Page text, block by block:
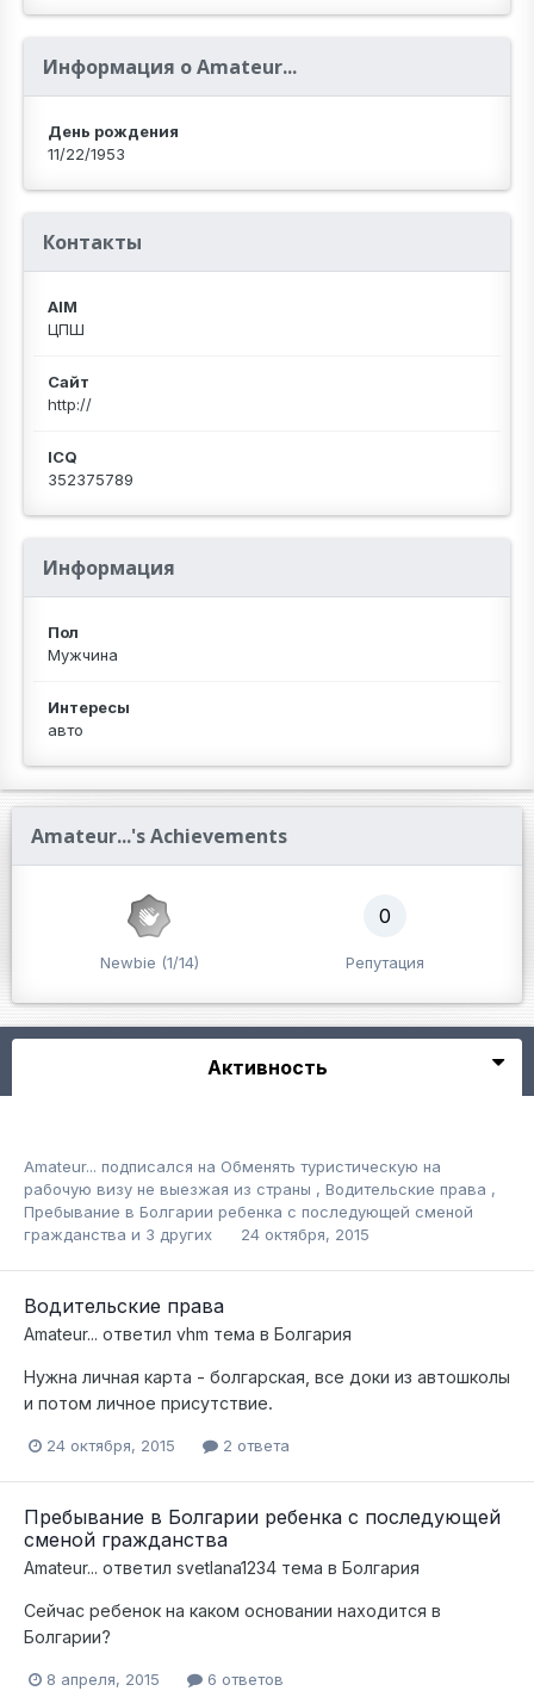
Информация о Amateur...
День рождения
11/22/1953
Контакты
AIM
ЦПШ
Сайт
http://
ICQ
352375789
Информация
Пол
Мужчина
Интересы
авто
Amateur...'s Achievements
Newbie (1/14)
0
Репутация
Активность
Amateur... подписался на Обменять туристическую на
рабочую визу не выезжая из страны , Водительские права ,
Пребывание в Болгарии ребенка с последующей сменой
гражданства и 3 других 24 октября, 2015
Водительские права
Amateur... ответил vhm тема в Болгария
Нужна личная карта - болгарская, все доки из автошколы
и потом личное присутствие.
24 октября, 2015 2 ответа
Пребывание в Болгарии ребенка с последующей
сменой гражданства
Amateur... ответил svetlana1234 тема в Болгария
Сейчас ребенок на каком основании находится в
Болгарии?
8 апреля, 2015 6 ответов